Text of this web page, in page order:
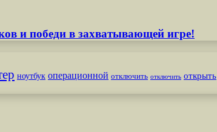
и победи в захватывающей игре!
ноутбук операционной отключить отключить открыть